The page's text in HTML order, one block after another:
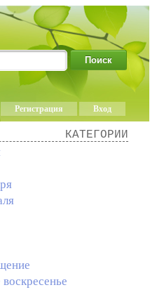
Регистрация Вход
КАТЕГОРИИ